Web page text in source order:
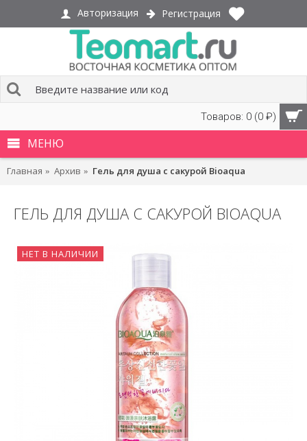
Авторизация Регистрация
Товаров: 0 (0 ₽)
МЕНЮ
Главная Архив Гель для душа с сакурой Bioaqua
ГЕЛЬ ДЛЯ ДУША С САКУРОЙ BIOAQUA
НЕТ В НАЛИЧИИ